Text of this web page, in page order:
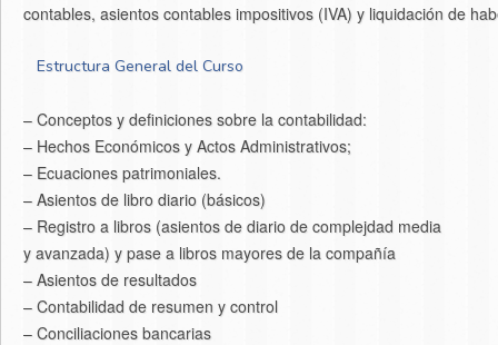
contables, asientos contables impositivos (IVA) y liquidación de
Estructura General del Curso
– Conceptos y definiciones sobre la contabilidad:
– Hechos Económicos y Actos Administrativos;
– Ecuaciones patrimoniales.
– Asientos de libro diario (básicos)
– Registro a libros (asientos de diario de complejdad media
y avanzada) y pase a libros mayores de la compañía
– Asientos de resultados
– Contabilidad de resumen y control
– Conciliaciones bancarias